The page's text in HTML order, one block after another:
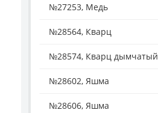
№27253, Медь
№28564, Кварц
№28574, Кварц дымчатый
№28602, Яшма
№28606, Яшма